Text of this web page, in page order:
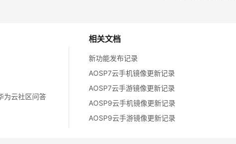
相关文档
新功能发布记录
AOSP7云手机镜像更新记录
AOSP7云手游镜像更新记录
AOSP9云手机镜像更新记录
AOSP9云手游镜像更新记录
为云社区问答